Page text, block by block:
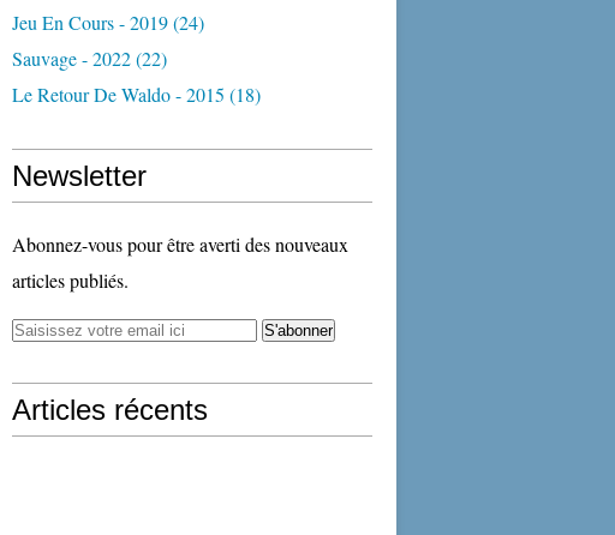
Jeu En Cours - 2019(24)
Sauvage - 2022(22)
Le Retour De Waldo - 2015 (18)
Newsletter
Abonnez-vous pour être averti des nouveaux
articles publiés.
Articles récents